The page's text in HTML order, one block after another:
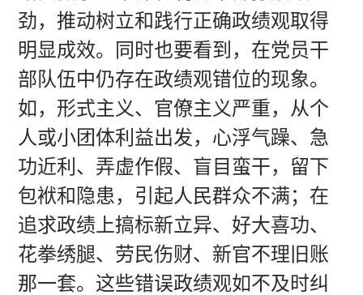
劲，推动树立和践行正确政绩观取得
明显成效。同时也要看到，在党员干
部队伍中仍存在政绩观错位的现象。
如，形式主义、官僚主义严重，从个
人或小团体利益出发，心浮气躁、急
功近利、弄虚作假、盲目蛮干，留下
包袱和隐患，引起人民群众不满；在
追求政绩上搞标新立异、好大喜功、
花拳绣腿、劳民伤财、新官不理旧账
那一套。这些错误政绩观如不及时纠